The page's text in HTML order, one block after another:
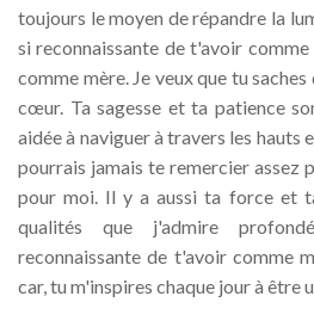
toujours le moyen de répandre la
si reconnaissante de t'avoir
comme mère. Je veux que tu
cœur. Ta sagesse et ta patience
aidée à naviguer à travers les hauts
pourrais jamais te remercier assez
pour moi. Il y a aussi ta force et
qualités que j'admire
reconnaissante de t'avoir comme
car, tu m'inspires chaque jour à être